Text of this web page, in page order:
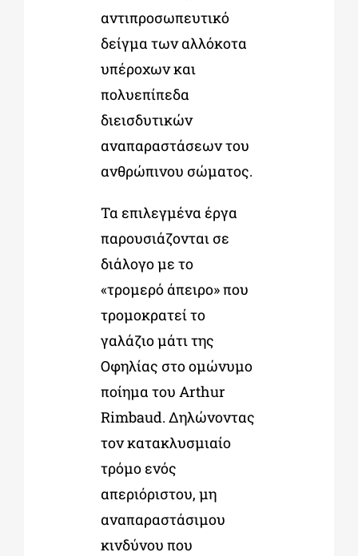
αντιπροσωπευτικό
δείγμα των αλλόκοτα
υπέροχων και
πολυεπίπεδα
διεισδυτικών
αναπαραστάσεων του
ανθρώπινου σώματος.
Τα επιλεγμένα έργα
παρουσιάζονται σε
διάλογο με το
«τρομερό άπειρο» που
τρομοκρατεί το
γαλάζιο μάτι της
Οφηλίας στο ομώνυμο
ποίημα του Arthur
Rimbaud. Δηλώνοντας
τον κατακλυσμιαίο
τρόμο ενός
απεριόριστου, μη
αναπαραστάσιμου
κινδύνου που